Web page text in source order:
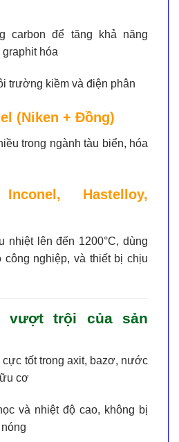
carbon để tăng khả năng
hóa
trường kiềm và điện phân
(Niken + Đồng)
trong ngành tàu biển, hóa
Hastelloy,
nhiệt lên đến 1200°C, dùng
công nghiệp, và thiết bị chịu
vượt trội của sản
cực tốttrong axit, bazơ, nước
cơ
và nhiệt độ cao, không bị